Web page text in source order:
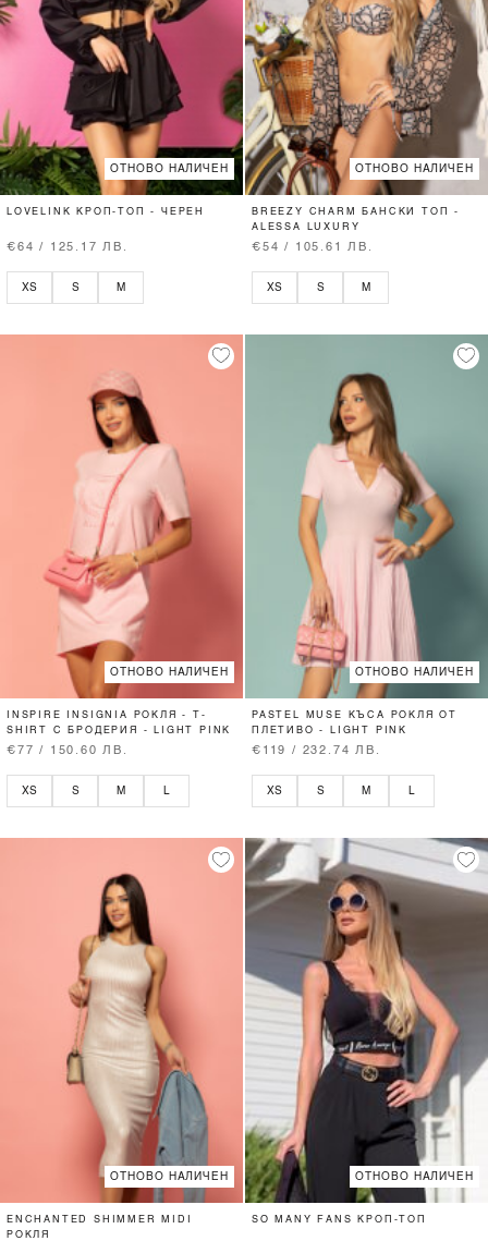
ОТНОВО НАЛИЧЕН
LOVELINK КРОП-ТОП - ЧЕРЕН
€64 / 125.17 ЛВ.
XS S M
ОТНОВО НАЛИЧЕН
BREEZY CHARM БАНСКИ ТОП -
ALESSA LUXURY
€54 / 105.61 ЛВ.
XS S M
ОТНОВО НАЛИЧЕН
INSPIRE INSIGNIA РОКЛЯ - T-
SHIRT С БРОДЕРИЯ - LIGHT PINK
€77 / 150.60 ЛВ.
XS S M L
ОТНОВО НАЛИЧЕН
PASTEL MUSE КЪСА РОКЛЯ ОТ
ПЛЕТИВО - LIGHT PINK
€119 / 232.74 ЛВ.
XS S M L
ОТНОВО НАЛИЧЕН
ENCHANTED SHIMMER MIDI
РОКЛЯ
ОТНОВО НАЛИЧЕН
SO MANY FANS КРОП-ТОП